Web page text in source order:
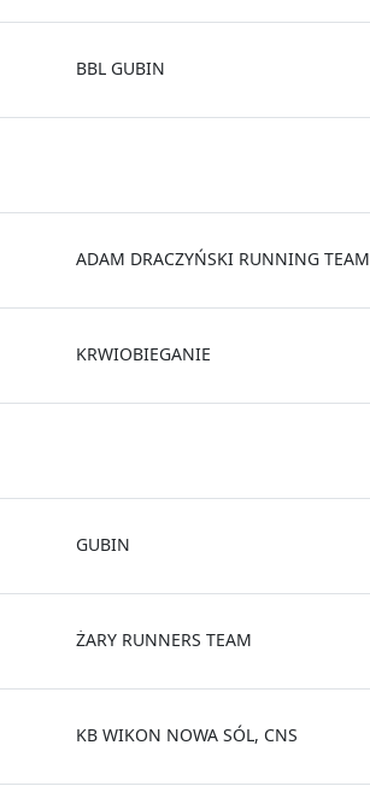
BBL GUBIN
ADAM DRACZYŃSKI RUNNING TEAM
KRWIOBIEGANIE
GUBIN
ŻARY RUNNERS TEAM
KB WIKON NOWA SÓL, CNS